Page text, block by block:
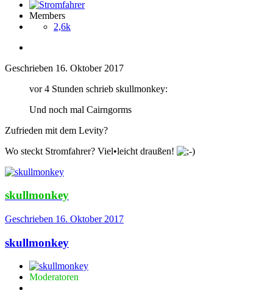
Members
2,6k
Geschrieben 16. Oktober 2017
vor 4 Stunden schrieb skullmonkey:
Und noch mal Cairngorms
Zufrieden mit dem Levity?
Wo steckt Stromfahrer? Viel•leicht draußen!
skullmonkey
Geschrieben 16. Oktober 2017
skullmonkey
Moderatoren